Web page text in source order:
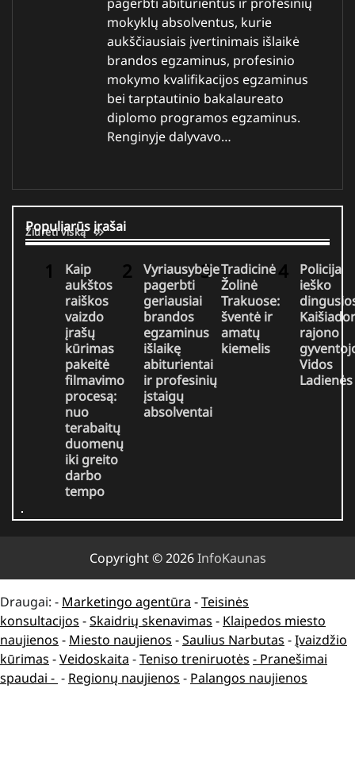
mokyklų absolventus, kurie
aukščiausiais įvertinimais išlaikė
brandos egzaminus, profesinio
mokymo kvalifikacijos egzaminus
bei tarptautinio bakalaureato
diplomo programos egzaminus.
Renginyje dalyvavo…
Populiarūs įrašai
Žiūrėti viską
Kaip
aukštos
raiškos
vaizdo
įrašų
kūrimas
pakeitė
filmavimo
procesą:
nuo
terabaitų
duomenų
iki greito
darbo
tempo
Vyriausybėje
pagerbti
geriausiai
brandos
egzaminus
išlaikę
abiturientai
ir profesinių
įstaigų
absolventai
Tradicinė
Žolinė
Trakuose:
šventė ir
amatų
kiemelis
Policija
ieško
rajono
Vidos
Ladienės
Copyright © 2026InfoKaunas
Draugai: - Marketingo agentūra -Teisinės
konsultacijos -Skaidrių skenavimas - Klaipedos miesto
naujienos - Miesto naujienos -Saulius Narbutas -Įvaizdžio
kūrimas -Veidoskaita -Teniso treniruotės - Pranešimai
spaudai - - Regionų naujienos - Palangos naujienos